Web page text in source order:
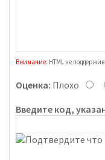
Внимание: HTML не
Оценка: Плохо
Введите код,